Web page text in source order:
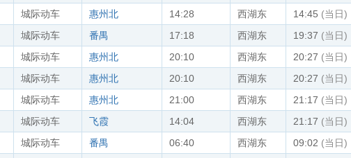
城际动车 惠州北 14:28 西湖东 14:45 (当日)
城际动车 番禺 17:18 西湖东 19:37 (当日)
城际动车 惠州北 20:10 西湖东 20:27 (当日)
城际动车 惠州北 20:10 西湖东 20:27 (当日)
城际动车 惠州北 21:00 西湖东 21:17 (当日)
城际动车 飞霞 14:04 西湖东 21:17 (当日)
城际动车 番禺 06:40 西湖东 09:02 (当日)